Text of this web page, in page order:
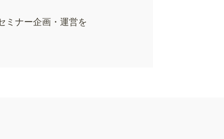
ミナー企画・運営を